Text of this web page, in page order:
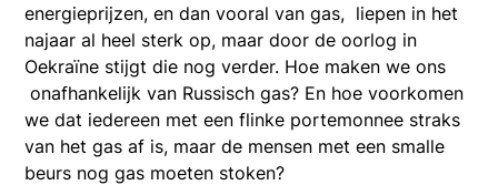
energieprijzen, en dan vooral van gas, liepen in het
najaar al heel sterk op, maar door de oorlog in
Oekraïne stijgt die nog verder. Hoe maken we ons
onafhankelijk van Russisch gas? En hoe voorkomen
we dat iedereen met een flinke portemonnee straks
van het gas af is, maar de mensen met een smalle
beurs nog gas moeten stoken?